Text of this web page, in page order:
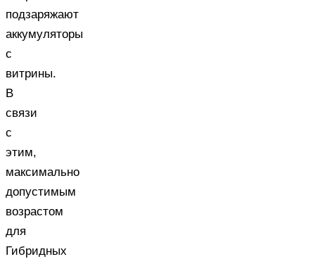
подзаряжают
аккумуляторы
с
витрины.
В
связи
с
этим,
максимально
допустимым
возрастом
для
Гибридных